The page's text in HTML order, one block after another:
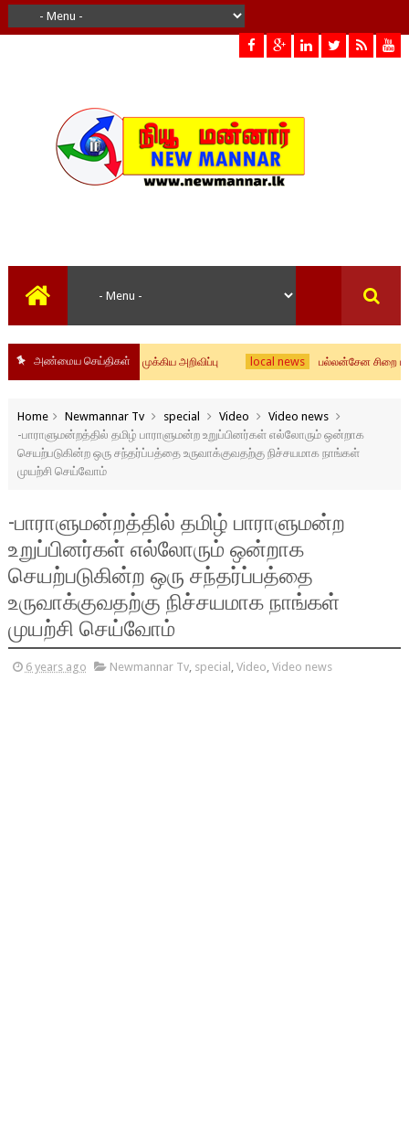
அண்மைய செய்திகள்
மாணவர்களுக்கான முக்கிய அறிவிப்பு local news பல்லன்சேன சிறை பதற்றம் -
Home Newmannar Tv special Video
Video news
-பாராளுமன்றத்தில் தமிழ் பாராளுமன்ற உறுப்பினர்கள் எல்லோரும் ஒன்றாக
செயற்படுகின்ற ஒரு சந்தர்ப்பத்தை உருவாக்குவதற்கு நிச்சயமாக நாங்கள்
முயற்சி செய்வோம்
-பாராளுமன்றத்தில் தமிழ் பாராளுமன்ற
உறுப்பினர்கள் எல்லோரும் ஒன்றாக
செயற்படுகின்ற ஒரு சந்தர்ப்பத்தை
உருவாக்குவதற்கு நிச்சயமாக நாங்கள்
முயற்சி செய்வோம்
6 years ago Newmannar Tv, special Video Video news